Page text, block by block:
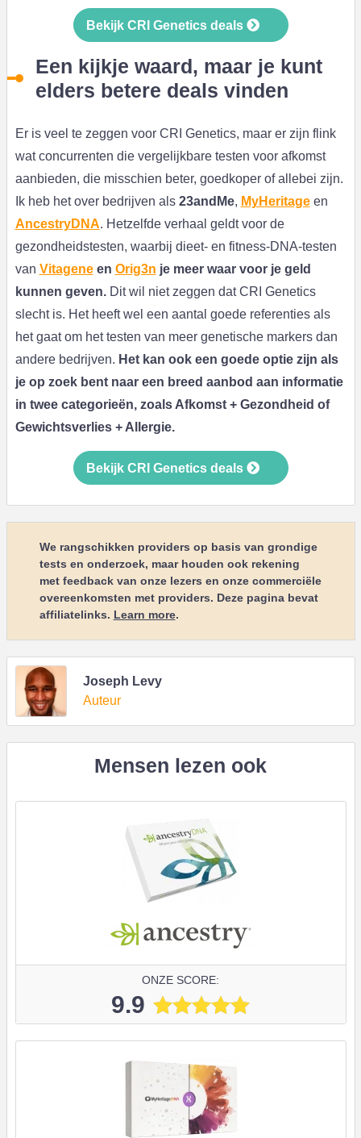
Bekijk CRI Genetics deals
Een kijkje waard, maar je kunt
elders betere deals vinden
Er is veel te zeggen voor CRI Genetics, maar er zijn flink
wat concurrenten die vergelijkbare testen voor afkomst
aanbieden, die misschien beter, goedkoper of allebei zijn.
Ik heb het over bedrijven als 23andMe, MyHeritageen
AncestryDNA. Hetzelfde verhaal geldt voor de
gezondheidstesten, waarbij dieet- en fitness-DNA-testen
van Vitageneen Orig3n je meer waar voor je geld
kunnen geven.Dit wil niet zeggen dat CRI Genetics
slecht is. Het heeft wel een aantal goede referenties als
het gaat om het testen van meer genetische markers dan
andere bedrijven. Het kan ook een goede optie zijn als
je op zoek bent naar een breed aanbod aan informatie
in twee categorieën, zoals Afkomst + Gezondheid of
Gewichtsverlies + Allergie.
Bekijk CRI Genetics deals
We rangschikken providers op basis van grondige
tests en onderzoek, maar houden ook rekening
met feedback van onze lezers en onze commerciële
overeenkomsten met providers. Deze pagina bevat
affiliatelinks. Learn more.
Joseph Levy
Auteur
Mensen lezen ook
ONZE SCORE:
9.9